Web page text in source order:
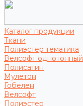
Каталог продукции
Ткани
Полиэстер тематика
Велсофт однотонный
Полисатин
Мулетон
Гобелен
Велсофт
Полиэстер